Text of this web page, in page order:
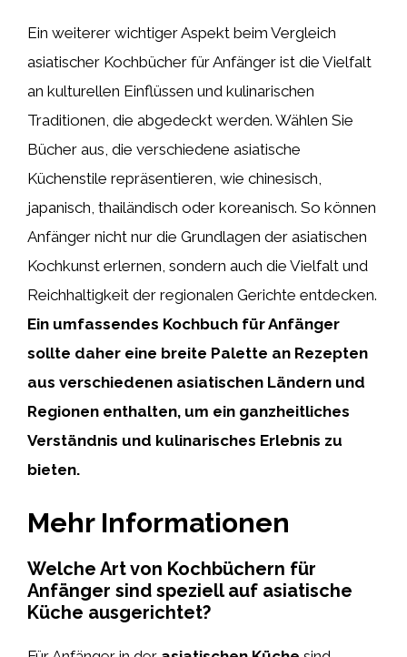
Ein weiterer wichtiger Aspekt beim Vergleich
asiatischer Kochbücher für Anfänger ist die Vielfalt
an kulturellen Einflüssen und kulinarischen
Traditionen, die abgedeckt werden. Wählen Sie
Bücher aus, die verschiedene asiatische
Küchenstile repräsentieren, wie chinesisch,
japanisch, thailändisch oder koreanisch. So können
Anfänger nicht nur die Grundlagen der asiatischen
Kochkunst erlernen, sondern auch die Vielfalt und
Reichhaltigkeit der regionalen Gerichte entdecken.
Ein umfassendes Kochbuch für Anfänger
sollte daher eine breite Palette an Rezepten
aus verschiedenen asiatischen Ländern und
Regionen enthalten, um ein ganzheitliches
Verständnis und kulinarisches Erlebnis zu
bieten.
Mehr Informationen
Welche Art von Kochbüchern für
Anfänger sind speziell auf asiatische
Küche ausgerichtet?